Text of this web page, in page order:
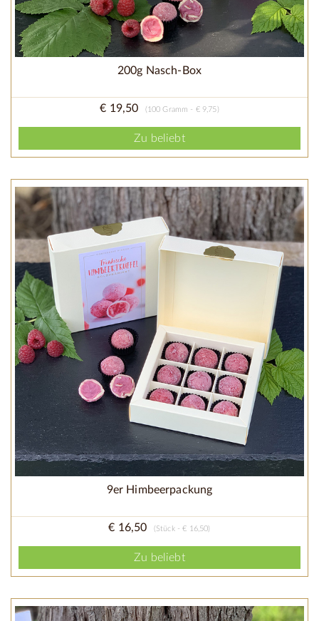
200g Nasch-Box
€ 19,50 (100 Gramm - € 9,75)
Zu beliebt
9er Himbeerpackung
€ 16,50 (Stück - € 16,50)
Zu beliebt